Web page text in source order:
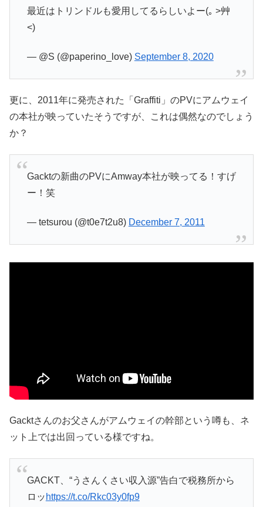
最近はトリンドルも愛用してるらしいよー(｡ >艸
<)
— @S (@paperino_love) September 8, 2020
更に、2011年に発売された「Graffiti」のPVにアムウェイ
の本社が映っていたそうですが、これは偶然なのでしょう
か？
Gacktの新曲のPVにAmway本社が映ってる！すげ
ー！笑
— tetsurou (@t0e7t2u8) December 7, 2011
Gacktさんのお父さんがアムウェイの幹部という噂も、ネ
ット上では出回っている様ですね。
GACKT、“うさんくさい収入源”告白で税務所から
ロッ https://t.co/Rkc03y0fp9